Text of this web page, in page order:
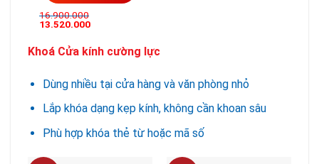
16.900.000
Giá
16.900.000VND.
13.520.000Giá
là:
13.520.000VND.
Khoá Cửa kính cường lực
Dùng nhiều tại cửa hàng và văn phòng nhỏ
Lắp khóa dạng kẹp kính, không cần khoan sâu
Phù hợp khóa thẻ từ hoặc mã số